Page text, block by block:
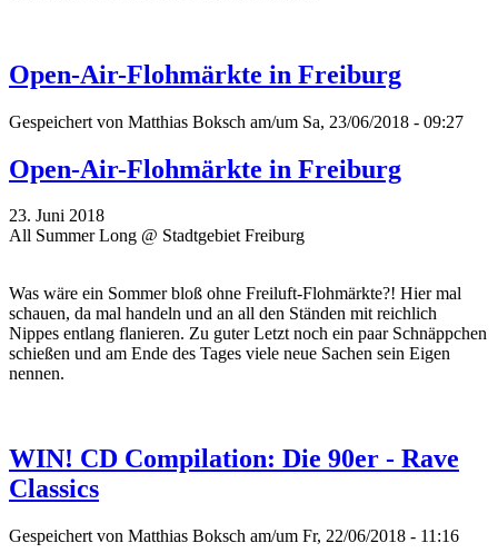
Open-Air-Flohmärkte in Freiburg
Gespeichert von Matthias Boksch am/um Sa, 23/06/2018 - 09:27
Open-Air-Flohmärkte in Freiburg
23. Juni 2018
All Summer Long @ Stadtgebiet Freiburg
Was wäre ein Sommer bloß ohne Freiluft-Flohmärkte?! Hier mal
schauen, da mal handeln und an all den Ständen mit reichlich
Nippes entlang flanieren. Zu guter Letzt noch ein paar Schnäppchen
schießen und am Ende des Tages viele neue Sachen sein Eigen
nennen.
WIN! CD Compilation: Die 90er - Rave
Classics
Gespeichert von Matthias Boksch am/um Fr, 22/06/2018 - 11:16